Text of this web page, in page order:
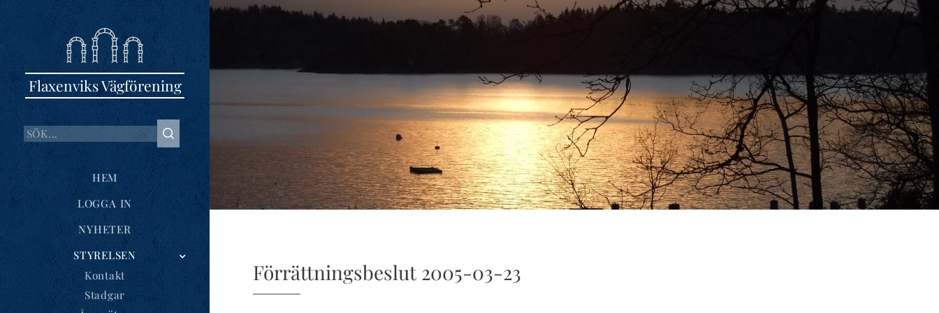
Flaxenviks Vägförening
HEM
LOGGA IN
NYHETER
STYRELSEN
Kontakt
Stadgar
Förrättningsbeslut 2005-03-23